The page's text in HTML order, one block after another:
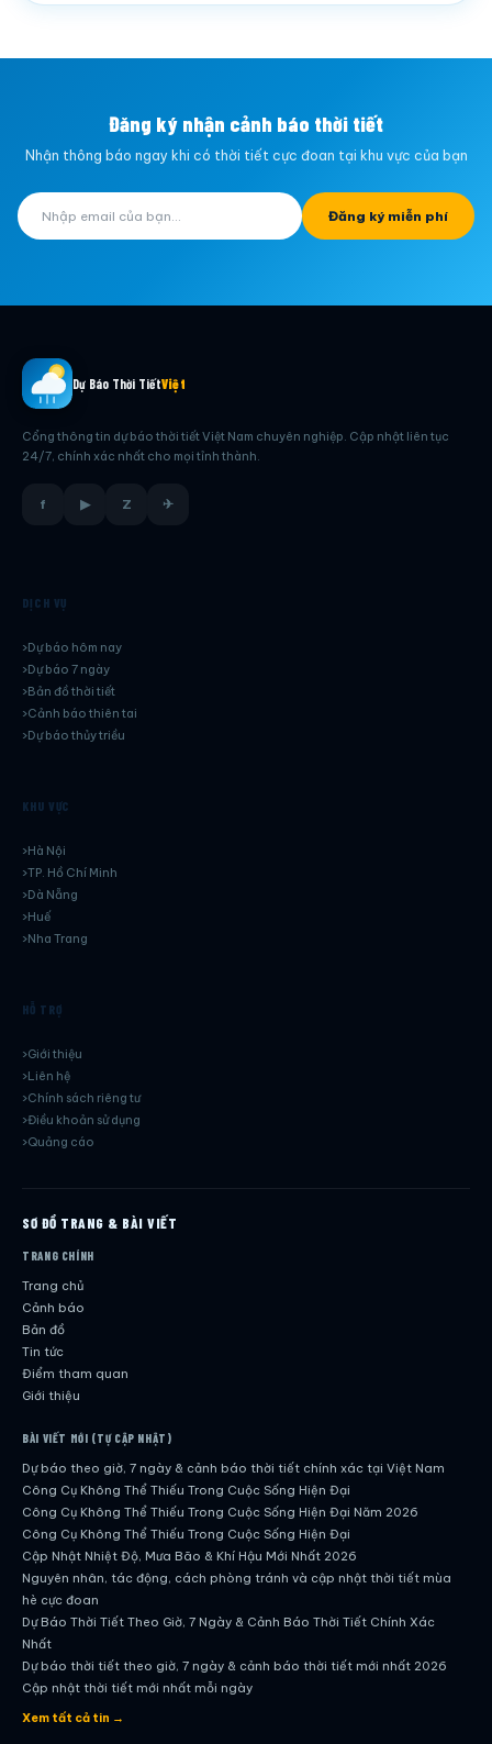
Đăng ký nhận cảnh báo thời tiết
Nhận thông báo ngay khi có thời tiết cực đoan tại khu vực của bạn
Đăng ký miễn phí
Dự Báo Thời TiếtViệt
Cổng thông tin dự báo thời tiết Việt Nam chuyên nghiệp. Cập nhật liên tục
24/7, chính xác nhất cho mọi tỉnh thành.
f ▶ Z ✈
DỊCH VỤ
Dự báo hôm nay
Dự báo 7 ngày
Bản đồ thời tiết
Cảnh báo thiên tai
Dự báo thủy triều
KHU VỰC
Hà Nội
TP. Hồ Chí Minh
Dà Nẵng
Huế
Nha Trang
HỖ TRỢ
Giới thiệu
Liên hệ
Chính sách riêng tư
Điều khoản sử dụng
Quảng cáo
SƠ ĐỒ TRANG & BÀI VIẾT
TRANG CHÍNH
Trang chủ
Cảnh báo
Bản đồ
Tin tức
Điểm tham quan
Giới thiệu
BÀI VIẾT MỚI (TỰ CẬP NHẬT)
Dự báo theo giờ, 7 ngày & cảnh báo thời tiết chính xác tại Việt Nam
Công Cụ Không Thể Thiếu Trong Cuộc Sống Hiện Đại
Công Cụ Không Thể Thiếu Trong Cuộc Sống Hiện Đại Năm 2026
Công Cụ Không Thể Thiếu Trong Cuộc Sống Hiện Đại
Cập Nhật Nhiệt Độ, Mưa Bão & Khí Hậu Mới Nhất 2026
Nguyên nhân, tác động, cách phòng tránh và cập nhật thời tiết mùa
hè cực đoan
Dự Báo Thời Tiết Theo Giờ, 7 Ngày & Cảnh Báo Thời Tiết Chính Xác
Nhất
Dự báo thời tiết theo giờ, 7 ngày & cảnh báo thời tiết mới nhất 2026
Cập nhật thời tiết mới nhất mỗi ngày
Hướng dẫn đầy đủ về dự báo thời tiết hiện đại
Xem tất cả tin →